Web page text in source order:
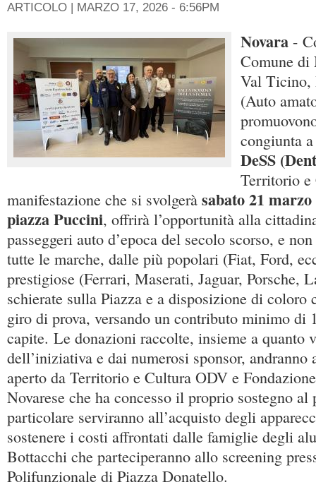
ARTICOLO | MARZO 17, 2026 - 6:56PM
Novara -
Comune di
Val Ticino,
(Auto
congiunta
DeSS
Territorio
manifestazione che si svolgerà sabato 21 marzo
piazza Puccini, offrirà l’opportunità alla
passeggeri auto d’epoca del secolo scorso, e
tutte le marche, dalle più popolari (Fiat, Ford,
prestigiose (Ferrari, Maserati, Jaguar, Porsche,
schierate sulla Piazza e a disposizione di coloro
giro di prova, versando un contributo minimo di
capite. Le donazioni raccolte, insieme a quanto
dell’iniziativa e dai numerosi sponsor,
aperto da Territorio e Cultura ODV e
Novarese che ha concesso il proprio sostegno al
particolare serviranno all’acquisto degli
sostenere i costi affrontati dalle famiglie degli
Bottacchi che parteciperanno allo screening
Polifunzionale di Piazza Donatello.